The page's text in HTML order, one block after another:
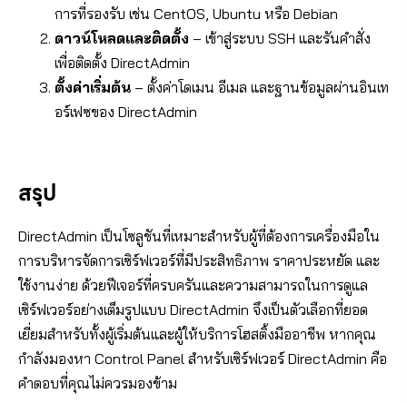
การที่รองรับ เช่น CentOS, Ubuntu หรือ Debian
ดาวน์โหลดและติดตั้ง – เข้าสู่ระบบ SSH และรันคำสั่ง
เพื่อติดตั้ง DirectAdmin
ตั้งค่าเริ่มต้น – ตั้งค่าโดเมน อีเมล และฐานข้อมูลผ่านอินเท
อร์เฟซของ DirectAdmin
สรุป
DirectAdmin เป็นโซลูชันที่เหมาะสำหรับผู้ที่ต้องการเครื่องมือใน
การบริหารจัดการเซิร์ฟเวอร์ที่มีประสิทธิภาพ ราคาประหยัด และ
ใช้งานง่าย ด้วยฟีเจอร์ที่ครบครันและความสามารถในการดูแล
เซิร์ฟเวอร์อย่างเต็มรูปแบบ DirectAdmin จึงเป็นตัวเลือกที่ยอด
เยี่ยมสำหรับทั้งผู้เริ่มต้นและผู้ให้บริการโฮสติ้งมืออาชีพ หากคุณ
กำลังมองหา Control Panel สำหรับเซิร์ฟเวอร์ DirectAdmin คือ
คำตอบที่คุณไม่ควรมองข้าม